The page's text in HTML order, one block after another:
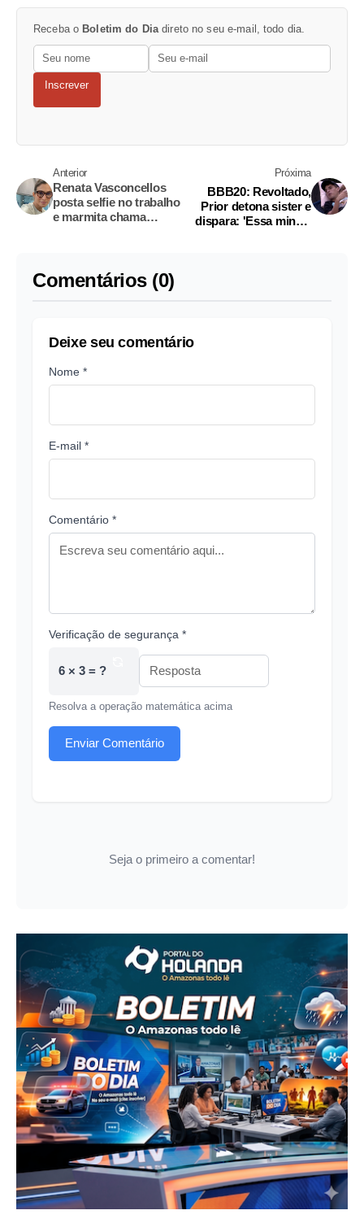
Receba o Boletim do Diadireto no seu e-mail, todo dia.
Inscrever
Anterior
Renata Vasconcellos
posta selfie no trabalho
e marmita chama
Próxima
BBB20: Revoltado,
Prior detona sister e
dispara: 'Essa mina é
Comentários (0)
Deixe seu comentário
Nome *
E-mail *
Comentário *
Verificação de segurança *
6 × 3 = ?
Resolva a operação matemática acima
Enviar Comentário
Seja o primeiro a comentar!